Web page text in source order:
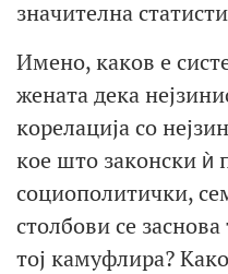
значителна
Имено, каков е
жената дека
корелација со
кое што законски ѝ
социополитички,
столбови се
тој камуфлира?